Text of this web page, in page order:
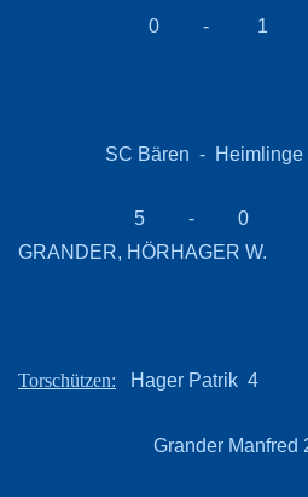
0 - 1
SC Bären - Heimlinge
5 - 0
GRANDER, HÖRHAGER W.
Torschützen: Hager Patrik 4
Grander Manfred